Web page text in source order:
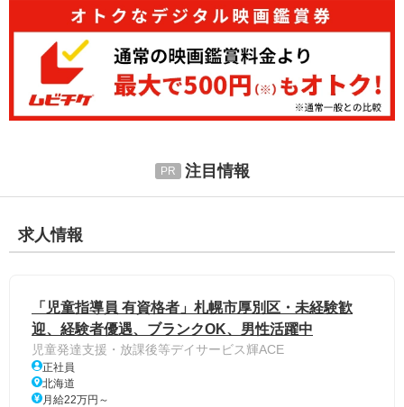
注目情報
求人情報
「児童指導員 有資格者」札幌市厚別区・未経験歓
迎、経験者優遇、ブランクOK、男性活躍中
児童発達支援・放課後等デイサービス輝ACE
正社員
北海道
月給22万円～